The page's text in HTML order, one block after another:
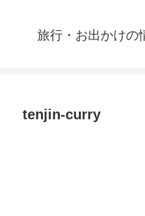
旅行・お出かけの
tenjin-curry